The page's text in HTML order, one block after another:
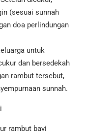
(sesuai sunnah
doa perlindungan
untuk
dan bersedekah
rambut tersebut,
sunnah.